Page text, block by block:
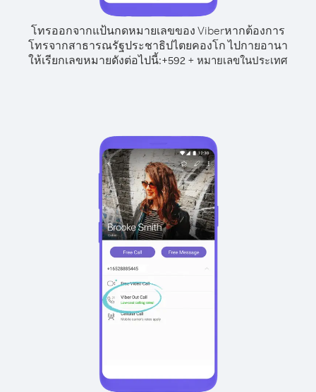
โทรออกจากแป้นกดหมายเลขของ Viberหากต้องการ
โทรจากสาธารณรัฐประชาธิปไตยคองโก ไปกายอานา
ให้เรียกเลขหมายดังต่อไปนี้:+592 + หมายเลขในประเทศ